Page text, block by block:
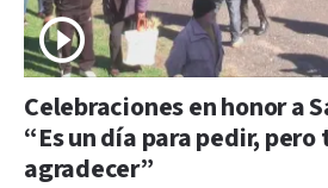
Celebraciones en honor a
“Es un día para pedir,
agradecer”